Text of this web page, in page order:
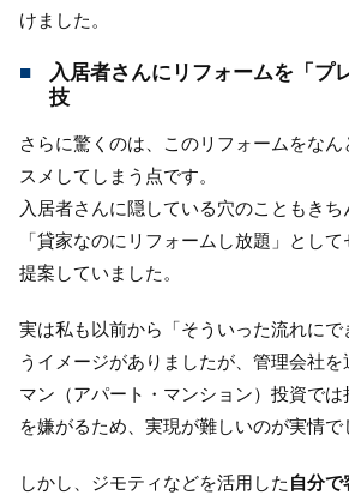
けました。
入居者さんにリフォームを「プ
技
さらに驚くのは、このリフォームをな
スメしてしまう点です。
入居者さんに隠している穴のこともきち
「貸家なのにリフォームし放題」とし
提案していました。
実は私も以前から「そういった流れに
うイメージがありましたが、管理会社
マン（アパート・マンション）投資では
を嫌がるため、実現が難しいのが実情で
しかし、ジモティなどを活用した 自分